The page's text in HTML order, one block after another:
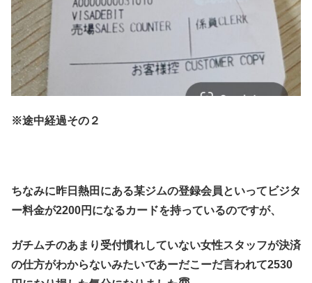
※途中経過その２
ちなみに昨日熱田にある某ジムの登録会員といってビジタ
ー料金が2200円になるカードを持っているのですが、
ガチムチのあまり受付慣れしていない女性スタッフが決済
の仕方がわからないみたいであーだこーだ言われて2530